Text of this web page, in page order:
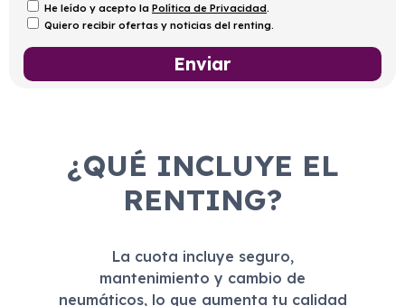
He leído y acepto la Política de Privacidad.
Quiero recibir ofertas y noticias del renting.
¿QUÉ INCLUYE EL
RENTING?
La cuota incluye seguro,
mantenimiento y cambio de
neumáticos, lo que aumenta tu calidad